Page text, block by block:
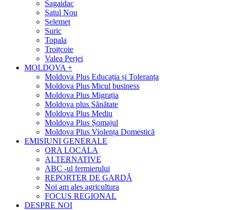
Sagaidac
Satul Nou
Selemet
Suric
Topala
Troițcoie
Valea Perjei
MOLDOVA +
Moldova Plus Educația și Toleranța
Moldova Plus Micul business
Moldova Plus Migrația
Moldova plus Sănătate
Moldova Plus Mediu
Moldova Plus Șomajul
Moldova Plus Violența Domestică
EMISIUNI GENERALE
ORA LOCALA
ALTERNATIVE
ABC -ul fermierului
REPORTER DE GARDĂ
Noi am ales agricultura
FOCUS REGIONAL
DESPRE NOI